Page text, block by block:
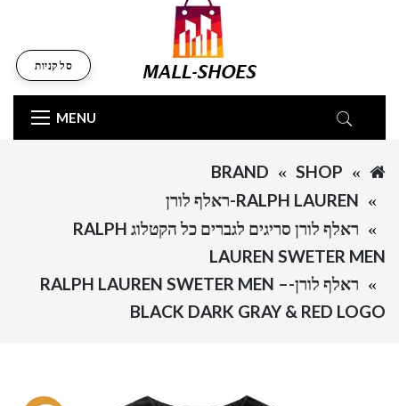
MENU
סל קניות
SHOP
BRAND
RALPH LAUREN-ראלף לורן
ראלף לורן סריגים לגברים כל הקטלוג RALPH
LAUREN SWETER MEN
ראלף לורן-RALPH LAUREN SWETER MEN –
BLACK DARK GRAY & RED LOGO